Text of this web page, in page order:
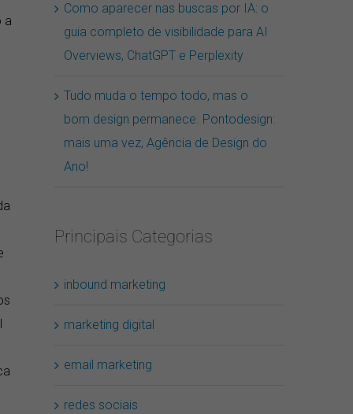
a
Como aparecer nas buscas por IA: o
guia completo de visibilidade para AI
Overviews, ChatGPT e Perplexity
Tudo muda o tempo todo, mas o
bom design permanece. Pontodesign:
mais uma vez, Agência de Design do
Ano!
Principais Categorias
inbound marketing
marketing digital
email marketing
redes sociais